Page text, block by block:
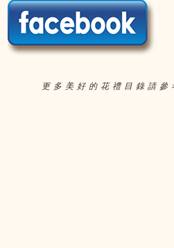
更 多 美 好 的 花 禮 目 錄 請